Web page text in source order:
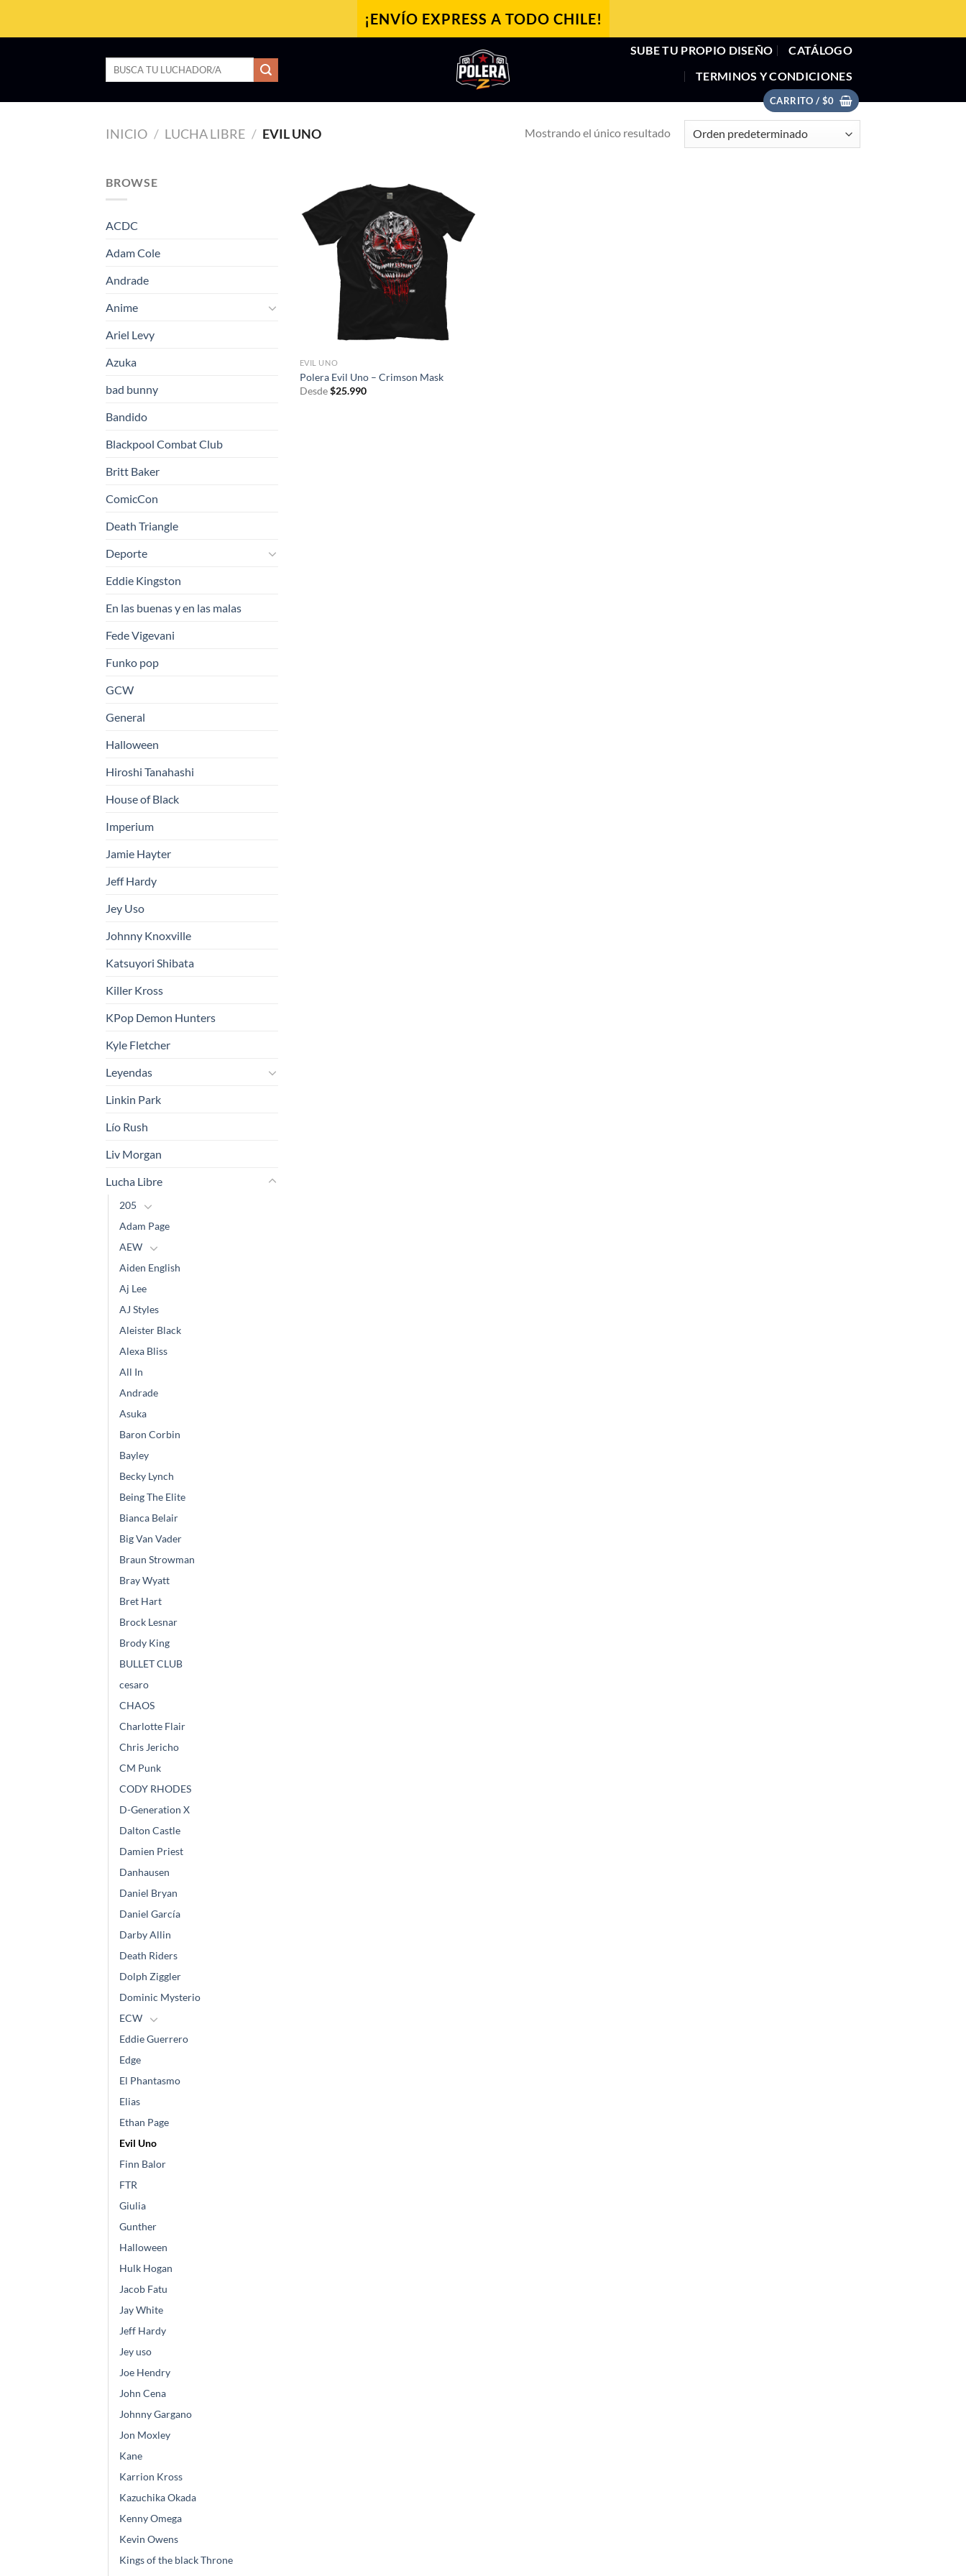
¡ENVÍO EXPRESS A TODO CHILE!
Buscar
SUBE TU PROPIO DISEÑO
CATÁLOGO
TERMINOS Y CONDICIONES
CARRITO / $0
INICIO / LUCHA LIBRE / EVIL UNO Mostrando el único resultado
BROWSE
ACDC
Adam Cole
Andrade
Anime
Ariel Levy
Azuka
bad bunny
Bandido
Blackpool Combat Club
Britt Baker
ComicCon
Death Triangle
Deporte
Eddie Kingston
En las buenas y en las malas
Fede Vigevani
Funko pop
GCW
General
Halloween
Hiroshi Tanahashi
House of Black
Imperium
Jamie Hayter
Jeff Hardy
Jey Uso
Johnny Knoxville
Katsuyori Shibata
Killer Kross
KPop Demon Hunters
Kyle Fletcher
Leyendas
Linkin Park
Lío Rush
Liv Morgan
Lucha Libre
205
Adam Page
AEW
Aiden English
Aj Lee
AJ Styles
Aleister Black
Alexa Bliss
All In
Andrade
Asuka
Baron Corbin
Bayley
Becky Lynch
Being The Elite
Bianca Belair
Big Van Vader
Braun Strowman
Bray Wyatt
Bret Hart
Brock Lesnar
Brody King
BULLET CLUB
cesaro
CHAOS
Charlotte Flair
Chris Jericho
CM Punk
CODY RHODES
D-Generation X
Dalton Castle
Damien Priest
Danhausen
Daniel Bryan
Daniel García
Darby Allin
Death Riders
Dolph Ziggler
Dominic Mysterio
ECW
Eddie Guerrero
Edge
El Phantasmo
Elias
Ethan Page
Evil Uno
Finn Balor
FTR
Giulia
Gunther
Halloween
Hulk Hogan
Jacob Fatu
Jay White
Jeff Hardy
Jey uso
Joe Hendry
John Cena
Johnny Gargano
Jon Moxley
Kane
Karrion Kross
Kazuchika Okada
Kenny Omega
Kevin Owens
Kings of the black Throne
EVIL UNO
Polera Evil Uno – Crimson Mask
Desde$25.990